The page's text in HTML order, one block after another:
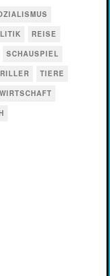
REISE
SCHAUSPIEL
TIERE
WIRTSCHAFT